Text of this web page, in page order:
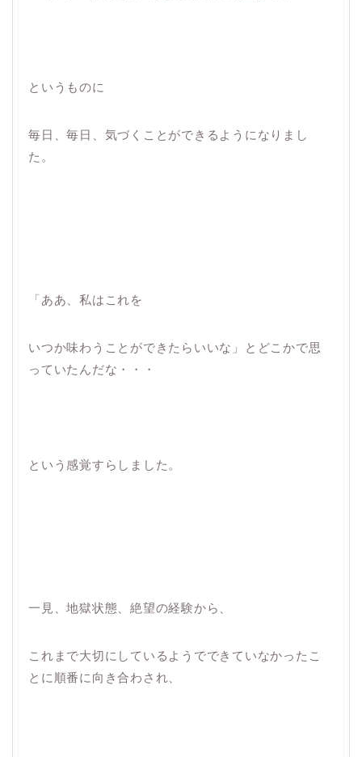
というものに
毎日、毎日、気づくことができるようになりまし
た。
「ああ、私はこれを
いつか味わうことができたらいいな」とどこかで思
っていたんだな・・・
という感覚すらしました。
一見、地獄状態、絶望の経験から、
これまで大切にしているようでできていなかったこ
とに順番に向き合わされ、